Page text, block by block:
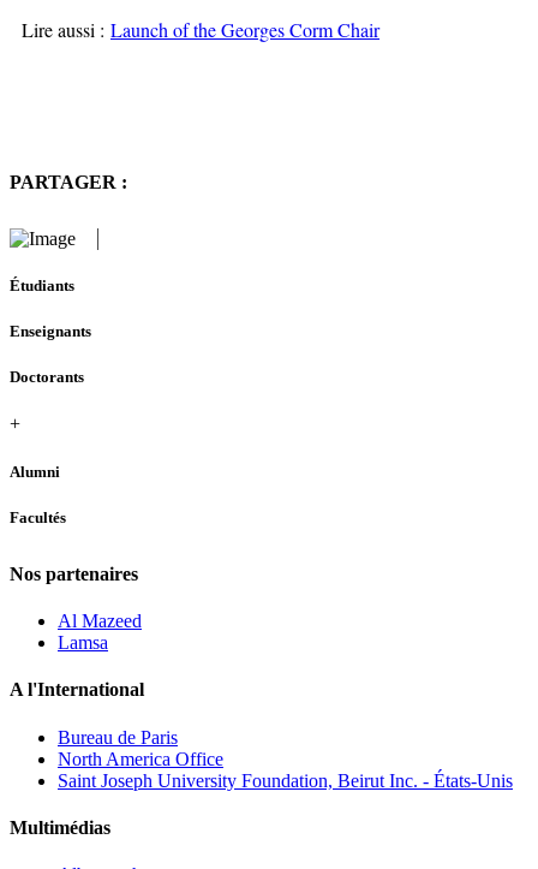
Lire aussi : Launch of the Georges Corm Chair
PARTAGER :
Étudiants
Enseignants
Doctorants
+
Alumni
Facultés
Nos partenaires
Al Mazeed
Lamsa
A l'International
Bureau de Paris
North America Office
Saint Joseph University Foundation, Beirut Inc. - États-Unis
Multimédias